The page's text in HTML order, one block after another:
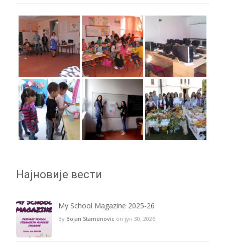
Најновије вести
My School Magazine 2025-26
By Bojan Stamenovic on јун 30, 2026